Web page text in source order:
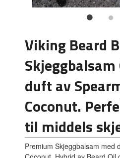
Viking Beard
duft av
Coconut.
til middels
Premium Skjeggbalsam med